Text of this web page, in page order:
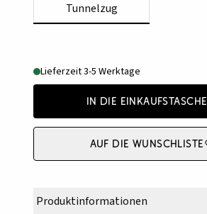
Tunnelzug
Lieferzeit 3-5 Werktage
In die Einkaufstasche
Auf die Wunschliste
Produktinformationen